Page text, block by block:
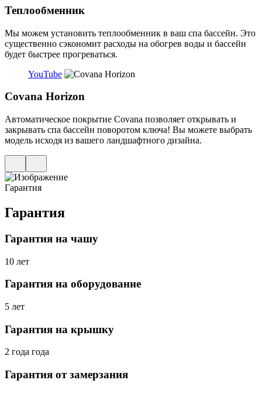
Теплообменник
Мы можем установить теплообменник в ваш спа бассейн. Это
существенно сэкономит расходы на обогрев воды и бассейн
будет быстрее прогреваться.
YouTube
Covana Horizon
Автоматическое покрытие Covana позволяет открывать и
закрывать спа бассейн поворотом ключа! Вы можете выбрать
модель исходя из вашего ландшафтного дизайна.
Гарантия
Гарантия
Гарантия на чашу
10 лет
Гарантия на оборудование
5 лет
Гарантия на крышку
2 года года
Гарантия от замерзания